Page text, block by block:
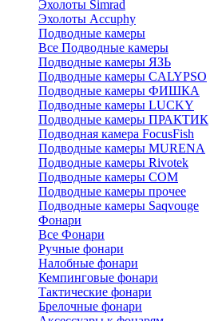
Эхолоты Simrad
Эхолоты Accuphy
Подводные камеры
Все Подводные камеры
Подводные камеры ЯЗЬ
Подводные камеры CALYPSO
Подводные камеры ФИШКА
Подводные камеры LUCKY
Подводные камеры ПРАКТИК
Подводная камера FocusFish
Подводные камеры MURENA
Подводные камеры Rivotek
Подводные камеры СОМ
Подводные камеры прочее
Подводные камеры Saqvouge
Фонари
Все Фонари
Ручные фонари
Налобные фонари
Кемпинговые фонари
Тактические фонари
Брелочные фонари